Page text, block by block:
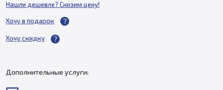
Нашли дешевле? Снизим цену!
Хочу в подарок
Хочу скидку
Дополнительные услуги: